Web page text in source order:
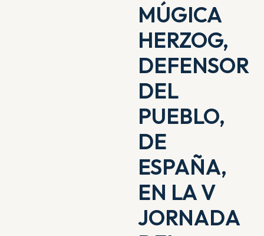
MÚGICA
HERZOG,
DEFENSOR
DEL
PUEBLO,
DE
ESPAÑA,
EN LA V
JORNADA